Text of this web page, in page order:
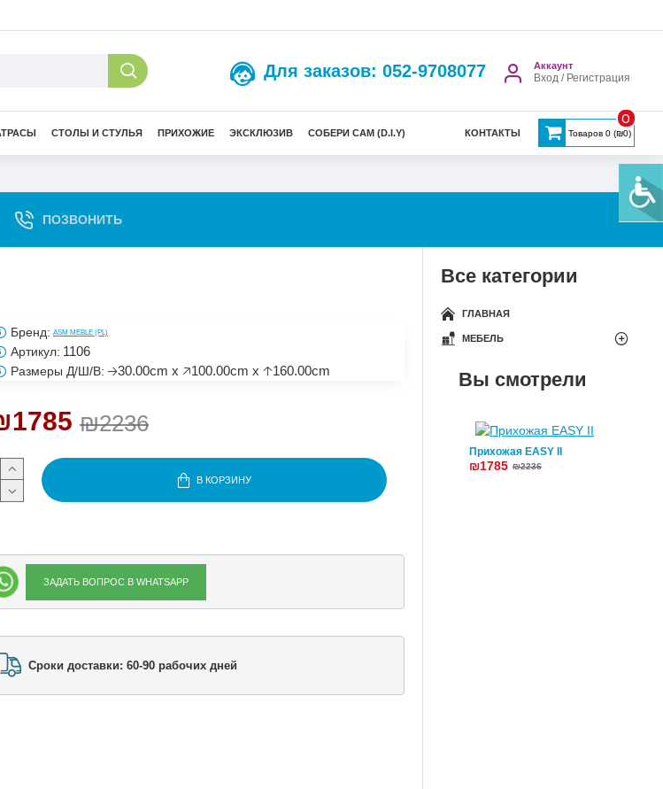
Для заказов: 052-9708077 Аккаунт
Вход / Регистрация
СТОЛЫ И СТУЛЬЯ ПРИХОЖИЕ ЭКСКЛЮЗИВ СОБЕРИ САМ (D.I.Y) КОНТАКТЫ Товаров 0 (₪0)
0
ПОЗВОНИТЬ
₪2236
Бренд: ASM MEBLE (PL)
Артикул: 1106
Размеры Д/Ш/В: 🡢30.00cm x 🡥100.00cm x 🡡160.00cm
В КОРЗИНУ
ЗАДАТЬ ВОПРОС В WHATSAPP
Сроки доставки: 60-90 рабочих дней
Все категории
ГЛАВНАЯ
МЕБЕЛЬ
Вы смотрели
Прихожая EASY II
₪1785 ₪2236